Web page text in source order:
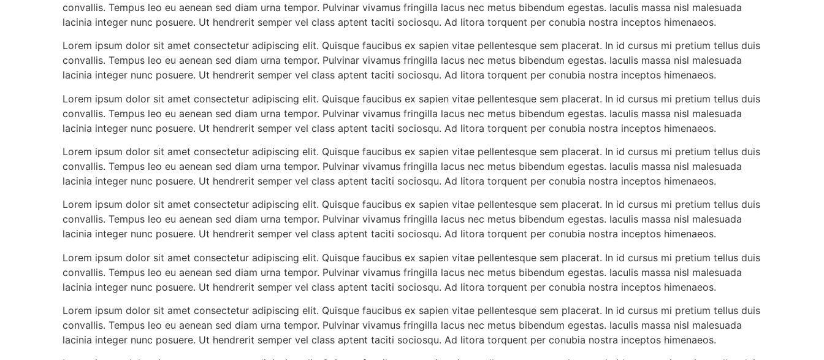
convallis. Tempus leo eu aenean sed diam urna tempor. Pulvinar vivamus fringilla lacus nec metus bibendum egestas. Iaculis massa nisl malesuada
lacinia integer nunc posuere. Ut hendrerit semper vel class aptent taciti sociosqu. Ad litora torquent per conubia nostra inceptos himenaeos.
Lorem ipsum dolor sit amet consectetur adipiscing elit. Quisque faucibus ex sapien vitae pellentesque sem placerat. In id cursus mi pretium tellus duis
convallis. Tempus leo eu aenean sed diam urna tempor. Pulvinar vivamus fringilla lacus nec metus bibendum egestas. Iaculis massa nisl malesuada
lacinia integer nunc posuere. Ut hendrerit semper vel class aptent taciti sociosqu. Ad litora torquent per conubia nostra inceptos himenaeos.
Lorem ipsum dolor sit amet consectetur adipiscing elit. Quisque faucibus ex sapien vitae pellentesque sem placerat. In id cursus mi pretium tellus duis
convallis. Tempus leo eu aenean sed diam urna tempor. Pulvinar vivamus fringilla lacus nec metus bibendum egestas. Iaculis massa nisl malesuada
lacinia integer nunc posuere. Ut hendrerit semper vel class aptent taciti sociosqu. Ad litora torquent per conubia nostra inceptos himenaeos.
Lorem ipsum dolor sit amet consectetur adipiscing elit. Quisque faucibus ex sapien vitae pellentesque sem placerat. In id cursus mi pretium tellus duis
convallis. Tempus leo eu aenean sed diam urna tempor. Pulvinar vivamus fringilla lacus nec metus bibendum egestas. Iaculis massa nisl malesuada
lacinia integer nunc posuere. Ut hendrerit semper vel class aptent taciti sociosqu. Ad litora torquent per conubia nostra inceptos himenaeos.
Lorem ipsum dolor sit amet consectetur adipiscing elit. Quisque faucibus ex sapien vitae pellentesque sem placerat. In id cursus mi pretium tellus duis
convallis. Tempus leo eu aenean sed diam urna tempor. Pulvinar vivamus fringilla lacus nec metus bibendum egestas. Iaculis massa nisl malesuada
lacinia integer nunc posuere. Ut hendrerit semper vel class aptent taciti sociosqu. Ad litora torquent per conubia nostra inceptos himenaeos.
Lorem ipsum dolor sit amet consectetur adipiscing elit. Quisque faucibus ex sapien vitae pellentesque sem placerat. In id cursus mi pretium tellus duis
convallis. Tempus leo eu aenean sed diam urna tempor. Pulvinar vivamus fringilla lacus nec metus bibendum egestas. Iaculis massa nisl malesuada
lacinia integer nunc posuere. Ut hendrerit semper vel class aptent taciti sociosqu. Ad litora torquent per conubia nostra inceptos himenaeos.
Lorem ipsum dolor sit amet consectetur adipiscing elit. Quisque faucibus ex sapien vitae pellentesque sem placerat. In id cursus mi pretium tellus duis
convallis. Tempus leo eu aenean sed diam urna tempor. Pulvinar vivamus fringilla lacus nec metus bibendum egestas. Iaculis massa nisl malesuada
lacinia integer nunc posuere. Ut hendrerit semper vel class aptent taciti sociosqu. Ad litora torquent per conubia nostra inceptos himenaeos.